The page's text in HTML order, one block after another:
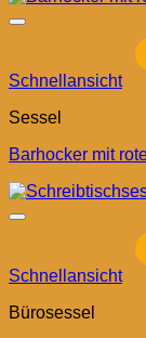
Schnellansicht
Sessel
Barhocker mit
Schnellansicht
Bürosessel